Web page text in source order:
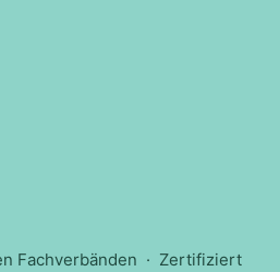
Fachverbänden · Zertifiziert